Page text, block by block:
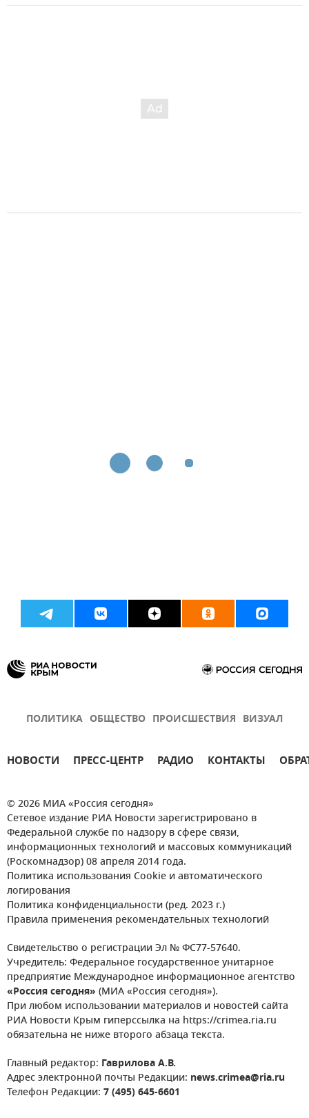
ПОЛИТИКА ОБЩЕСТВО ПРОИСШЕСТВИЯ ВИЗУАЛ
НОВОСТИ ПРЕСС-ЦЕНТР РАДИО КОНТАКТЫ
© 2026 МИА «Россия сегодня»
Сетевое издание РИА Новости зарегистрировано в
Федеральной службе по надзору в сфере связи,
информационных технологий и массовых коммуникаций
(Роскомнадзор) 08 апреля 2014 года.
Политика использования Cookie и автоматического
логирования
Политика конфиденциальности (ред. 2023 г.)
Правила применения рекомендательных технологий
Свидетельство о регистрации Эл № ФС77-57640.
Учредитель: Федеральное государственное унитарное
предприятие Международное информационное агентство
«Россия сегодня» (МИА «Россия сегодня»).
При любом использовании материалов и новостей сайта
РИА Новости Крым гиперссылка на https://crimea.ria.ru
обязательна не ниже второго абзаца текста.
Главный редактор: Гаврилова А.В.
Адрес электронной почты Редакции: news.crimea@ria.ru
Телефон Редакции: 7 (495) 645-6601